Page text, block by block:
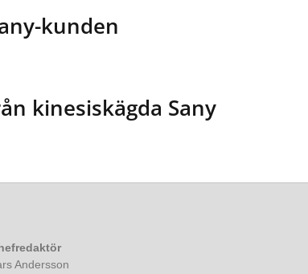
kunden
kinesiskägda Sany
Andersson